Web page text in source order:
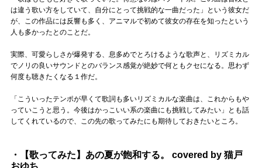
は違う歌い方をしていて、自分にとって挑戦的な一曲だった」という彼女だ
が、この作品には反響も多く、アニマルで初めて彼女の存在を知ったという
人も多かったとのことだ。
実際、可愛らしさが爆発する、息多めでとろけるような歌声と、リズミカル
でノリの良いサウンドとのバランス感覚が絶妙で何ともクセになる。思わず
何度も聴きたくなる１作だ。
「こういったテンポが早くて歌詞も多いリズミカルな楽曲は、これからもや
っていこうと思う。今後はかっこいい系の楽曲にも挑戦してみたい」とも話
してくれているので、この先の歌ってみたにも期待しておきたいところ。
・【歌ってみた】あの夏が飽和する。 covered by 猫戸
おゆち